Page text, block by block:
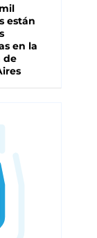
están
en la
de